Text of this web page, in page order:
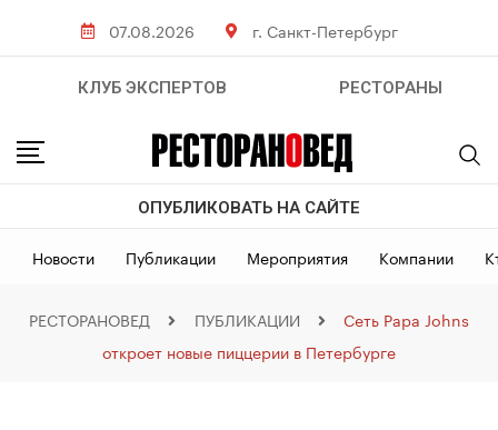
07.08.2026 г. Санкт-Петербург
КЛУБ ЭКСПЕРТОВ РЕСТОРАНЫ
ОПУБЛИКОВАТЬ НА САЙТЕ
Новости Публикации Мероприятия Компании
РЕСТОРАНОВЕД ПУБЛИКАЦИИ
Сеть Papa Johns
откроет новые пиццерии в Петербурге